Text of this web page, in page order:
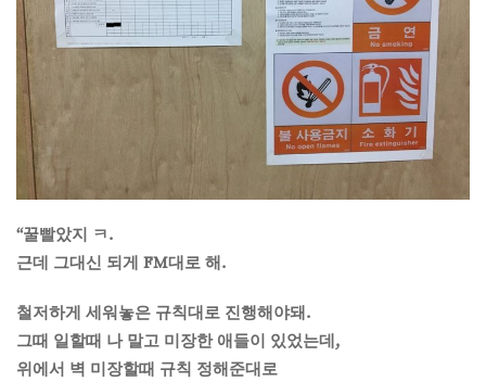
“꿀빨았지 ㅋ.
근데 그대신 되게 FM대로 해.
철저하게 세워놓은 규칙대로 진행해야돼.
그때 일할때 나 말고 미장한 애들이 있었는데,
위에서 벽 미장할때 규칙 정해준대로